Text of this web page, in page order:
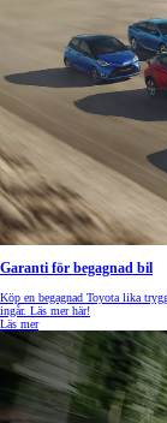
Garanti för begagnad bil
Köp en begagnad Toyota lika
ingår. Läs mer här!
Läs mer